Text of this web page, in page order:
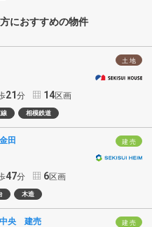
におすすめの物件
土 地
21 分 14区画
相模鉄道
建 売
田
47分 6区画
木造
建 売
中央 建売